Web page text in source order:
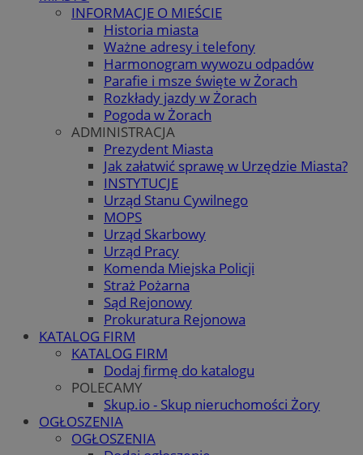
INFORMACJE O MIEŚCIE
Historia miasta
Ważne adresy i telefony
Harmonogram wywozu odpadów
Parafie i msze święte w Żorach
Rozkłady jazdy w Żorach
Pogoda w Żorach
ADMINISTRACJA
Prezydent Miasta
Jak załatwić sprawę w Urzędzie Miasta?
INSTYTUCJE
Urząd Stanu Cywilnego
MOPS
Urząd Skarbowy
Urząd Pracy
Komenda Miejska Policji
Straż Pożarna
Sąd Rejonowy
Prokuratura Rejonowa
KATALOG FIRM
KATALOG FIRM
Dodaj firmę do katalogu
POLECAMY
Skup.io - Skup nieruchomości Żory
OGŁOSZENIA
OGŁOSZENIA